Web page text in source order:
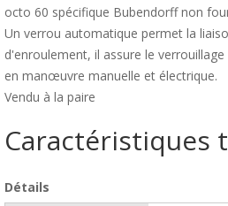
octo 60 spécifique Bubendorff non
Un verrou automatique permet la
d'enroulement, il assure le
en manœuvre manuelle et électrique.
Vendu à la paire
Caractéristiques
Détails